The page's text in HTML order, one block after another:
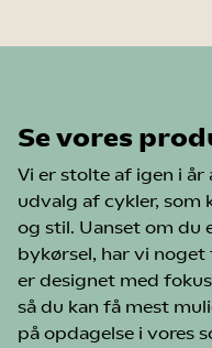
Se vores
Vi er stolte af igen i
udvalg af cykler,
og stil. Uanset om du
bykørsel, har vi noget
er designet med
så du kan få mest
på opdagelse i vores